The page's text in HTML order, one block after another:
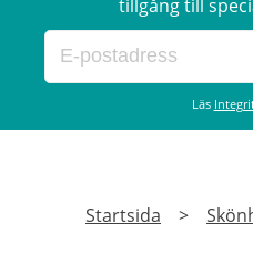
tillgång till
Läs
Startsida >